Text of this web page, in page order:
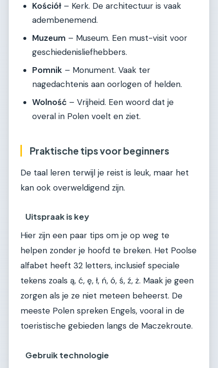
Kościół – Kerk. De architectuur is vaak
adembenemend.
Muzeum – Museum. Een must-visit voor
geschiedenisliefhebbers.
Pomnik – Monument. Vaak ter
nagedachtenis aan oorlogen of helden.
Wolność – Vrijheid. Een woord dat je
overal in Polen voelt en ziet.
Praktische tips voor beginners
De taal leren terwijl je reist is leuk, maar het
kan ook overweldigend zijn.
Uitspraak is key
Hier zijn een paar tips om je op weg te
helpen zonder je hoofd te breken. Het Poolse
alfabet heeft 32 letters, inclusief speciale
tekens zoals ą, ć, ę, ł, ń, ó, ś, ź, ż. Maak je geen
zorgen als je ze niet meteen beheerst. De
meeste Polen spreken Engels, vooral in de
toeristische gebieden langs de Maczekroute.
Gebruik technologie